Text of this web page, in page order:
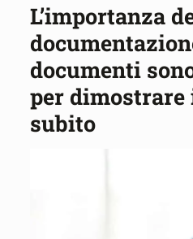
L’importanza
documenti
per dimostrare
subito